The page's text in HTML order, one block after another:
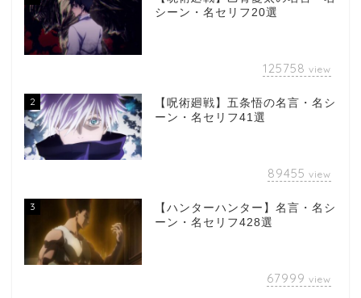
シーン・名セリフ20選
125758 view
2
【呪術廻戦】五条悟の名言・名シ
ーン・名セリフ41選
89455 view
3
【ハンターハンター】名言・名シ
ーン・名セリフ428選
67999 view